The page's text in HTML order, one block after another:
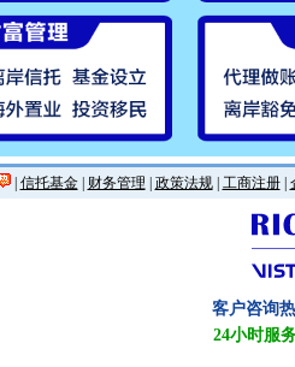
| 信托基金| 财务管理 政策法规| 工商注册|
客户咨询
24小时服